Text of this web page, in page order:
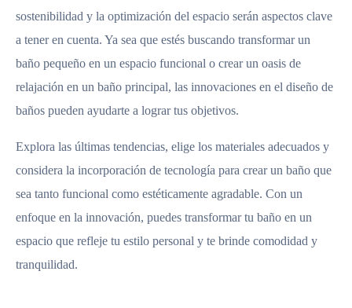
sostenibilidad y la optimización del espacio serán aspectos clave
a tener en cuenta. Ya sea que estés buscando transformar un
baño pequeño en un espacio funcional o crear un oasis de
relajación en un baño principal, las innovaciones en el diseño de
baños pueden ayudarte a lograr tus objetivos.
Explora las últimas tendencias, elige los materiales adecuados y
considera la incorporación de tecnología para crear un baño que
sea tanto funcional como estéticamente agradable. Con un
enfoque en la innovación, puedes transformar tu baño en un
espacio que refleje tu estilo personal y te brinde comodidad y
tranquilidad.